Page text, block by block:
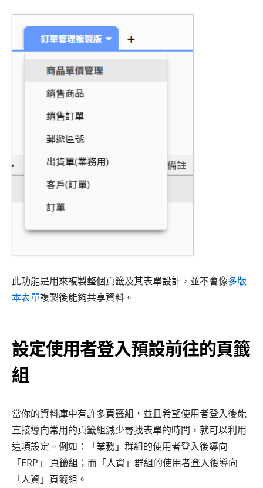
此功能是用來複製整個頁籤及其表單設計，並不會像多版
本表單複製後能夠共享資料。
設定使用者登入預設前往的頁籤
組
當你的資料庫中有許多頁籤組，並且希望使用者登入後能
直接導向常用的頁籤組減少尋找表單的時間，就可以利用
這項設定。例如：「業務」群組的使用者登入後導向
「ERP」 頁籤組；而「人資」群組的使用者登入後導向
「人資」頁籤組。